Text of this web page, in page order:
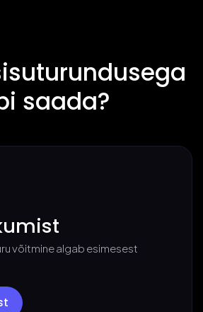
saada?
võitmine algab esimesest